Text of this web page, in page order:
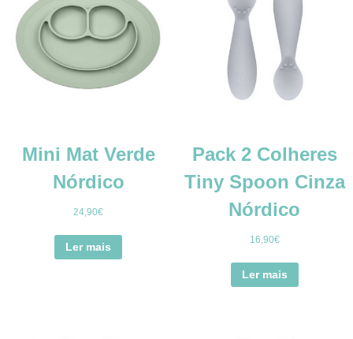
Mini Mat Verde
Nórdico
24,90€
Ler mais
Pack 2 Colheres
Tiny Spoon Cinza
Nórdico
16,90€
Ler mais